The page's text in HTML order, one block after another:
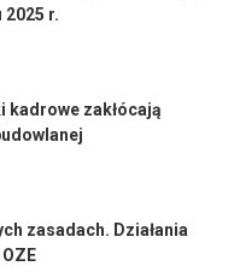
r.
kadrowe zakłócają
zasadach. Działania